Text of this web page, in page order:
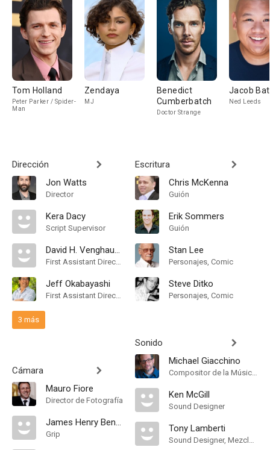
Tom Holland
Peter Parker / Spider-
Man
Zendaya
MJ
Benedict
Cumberbatch
Doctor Strange
Jacob
Ned Leeds
Dirección
Jon Watts
Director
Kera Dacy
Script Supervisor
David H. Venghaus Jr.
First Assistant Director
Jeff Okabayashi
First Assistant Director
3 más
Cámara
Mauro Fiore
Director de Fotografía
James Henry Benton
Grip
Escritura
Chris McKenna
Guión
Erik Sommers
Guión
Stan Lee
Personajes, Comic
Steve Ditko
Personajes, Comic
Sonido
Michael Giacchino
Compositor de la Música Original
Ken McGill
Sound Designer
Tony Lamberti
Sound Designer, Mezclador de Re-Grabación de Sonido